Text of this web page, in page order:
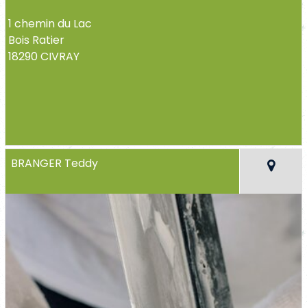
1 chemin du Lac
Bois Ratier
18290 CIVRAY
BRANGER Teddy